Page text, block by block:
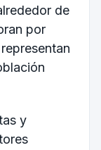
de
por
y